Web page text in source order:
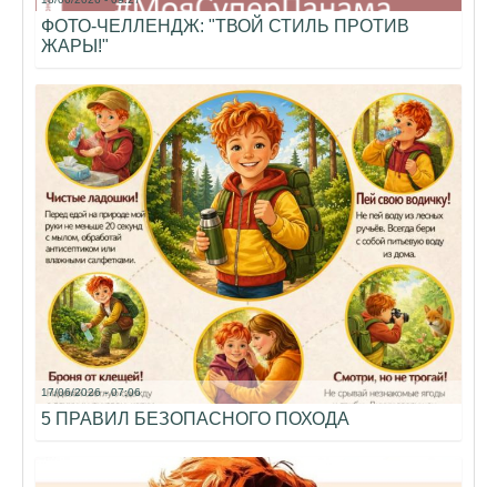
ФОТО-ЧЕЛЛЕНДЖ: "ТВОЙ СТИЛЬ ПРОТИВ
ЖАРЫ!"
17/06/2026 - 07:06
5 ПРАВИЛ БЕЗОПАСНОГО ПОХОДА